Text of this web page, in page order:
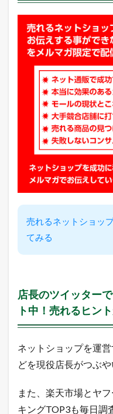
2.2
ヤ
フ
ー
シ
ョ
ッ
ピ
ン
グ
売
筋
ラ
ン
キ
ン
2.3
m
a
れ
筋
ラ
ン
グ
2.4
o
売れるネットショッ
てみる
店長のツイッター
ト中！売れるヒン
ネットショップを運
どを現役店長がつぶや
また、楽天市場とヤ
キングTOP3も毎日調